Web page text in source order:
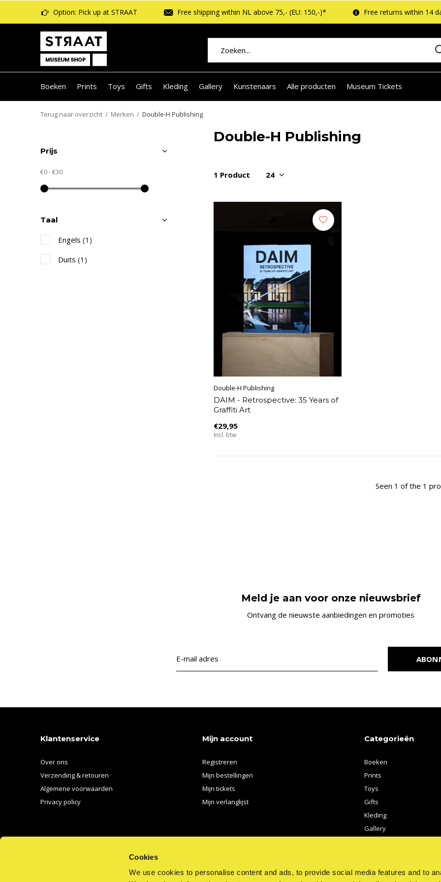
Cookies
We use cookies to personalise content and ads, to provide social media features and to
Boeken Prints Toys Gifts Kleding Gallery Kunstenaars Alle producten Museum Tickets
Option: Pick up at STRAAT Free shipping within NL above 75,- (EU: 150,-)* Free returns within 14
Terug naar overzicht Merken Double-H Publishing
Double-H Publishing
1 Product
Double-H Publishing
DAIM - Retrospective: 35 Years of
Graffiti Art
€29,95
Incl. btw
Seen 1 of the 1
Prijs
€0-€30
Taal
Engels (1)
Duits (1)
Meld je aan voor onze nieuwsbrief
Ontvang de nieuwste aanbiedingen en promoties
Klantenservice
Over ons
Verzending & retouren
Algemene voorwaarden
Privacy policy
Mijn account
Registreren
Mijn bestellingen
Mijn tickets
Mijn verlanglijst
Categorieën
Boeken
Prints
Toys
Gifts
Kleding
Gallery